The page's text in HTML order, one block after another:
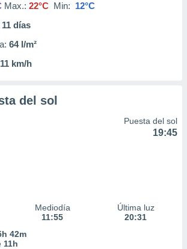
Max.: 22°C Min: 12°C
11 días
64 l/m²
11 km/h
del sol
Puesta del sol
19:45
Mediodía
11:55
Última luz
20:31
42m
11h